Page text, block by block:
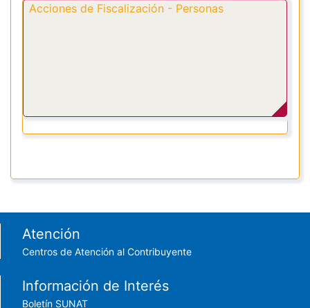
Acciones de Fiscalización - Personas
Footer menu
Atención
Centros de Atención al Contribuyente
Información de Interés
Boletín SUNAT